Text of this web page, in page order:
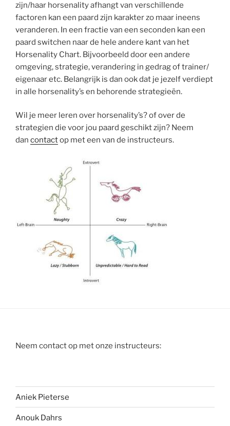
zijn/haar horsenality afhangt van verschillende
factoren kan een paard zijn karakter zo maar ineens
veranderen. In een fractie van een seconden kan een
paard switchen naar de hele andere kant van het
Horsenality Chart. Bijvoorbeeld door een andere
omgeving, strategie, verandering in gedrag of trainer/
eigenaar etc. Belangrijk is dan ook dat je jezelf verdiept
in alle horsenality’s en behorende strategieën.
Wil je meer leren over horsenality’s? of over de
strategien die voor jou paard geschikt zijn? Neem
dan contactop met een van de instructeurs.
Neem contact op met onze instructeurs:
Aniek Pieterse
Anouk Dahrs